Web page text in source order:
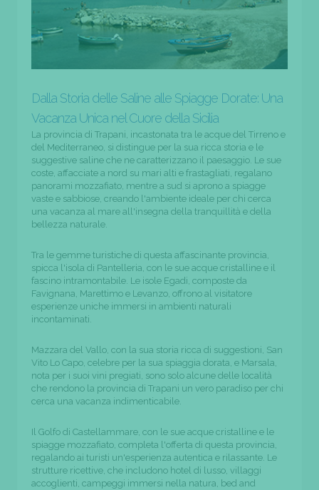
Dalla Storia delle Saline alle Spiagge Dorate: Una
Vacanza Unica nel Cuore della Sicilia
La provincia di Trapani, incastonata tra le acque del Tirreno e
del Mediterraneo, si distingue per la sua ricca storia e le
suggestive saline che ne caratterizzano il paesaggio. Le sue
coste, affacciate a nord su mari alti e frastagliati, regalano
panorami mozzafiato, mentre a sud si aprono a spiagge
vaste e sabbiose, creando l'ambiente ideale per chi cerca
una vacanza al mare all'insegna della tranquillità e della
bellezza naturale.
Tra le gemme turistiche di questa affascinante provincia,
spicca l'isola di Pantelleria, con le sue acque cristalline e il
fascino intramontabile. Le isole Egadi, composte da
Favignana, Marettimo e Levanzo, offrono al visitatore
esperienze uniche immersi in ambienti naturali
incontaminati.
Mazzara del Vallo, con la sua storia ricca di suggestioni, San
Vito Lo Capo, celebre per la sua spiaggia dorata, e Marsala,
nota per i suoi vini pregiati, sono solo alcune delle località
che rendono la provincia di Trapani un vero paradiso per chi
cerca una vacanza indimenticabile.
Il Golfo di Castellammare, con le sue acque cristalline e le
spiagge mozzafiato, completa l'offerta di questa provincia,
regalando ai turisti un'esperienza autentica e rilassante. Le
strutture ricettive, che includono hotel di lusso, villaggi
accoglienti, campeggi immersi nella natura, bed and